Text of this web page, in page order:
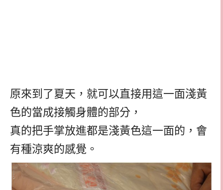
原來到了夏天，就可以直接用這一面淺黃
色的當成接觸身體的部分，
真的把手掌放進都是淺黃色這一面的，會
有種涼爽的感覺。